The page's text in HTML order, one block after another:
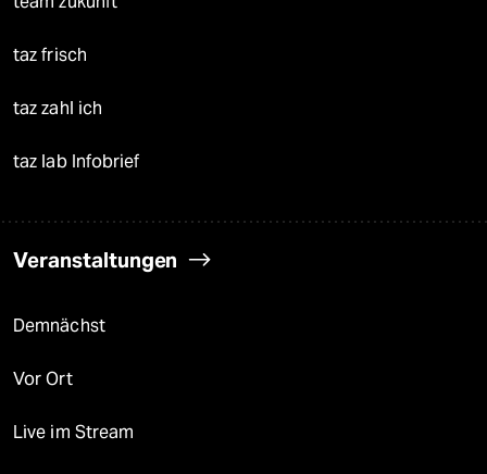
taz frisch
taz zahl ich
taz lab Infobrief
Veranstaltungen
Demnächst
Vor Ort
Live im Stream